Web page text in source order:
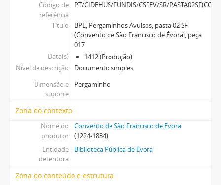
Código de
referência
PT/CIDEHUS/FUNDIS/CSFEV/SR/
Título
BPE, Pergaminhos Avulsos, pasta 02 SF
(Convento de São Francisco de Évora), peça
017
Data(s)
1412 (Produção)
Nível de descrição
Documento simples
Dimensão e
suporte
Pergaminho
Zona do contexto
Nome do
produtor
Convento de São Francisco de Évora
(1224-1834)
Entidade
detentora
Biblioteca Pública de Évora
Zona do conteúdo e estrutura